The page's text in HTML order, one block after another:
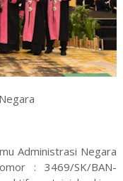
Administrasi Negara
: 3469/SK/BAN-